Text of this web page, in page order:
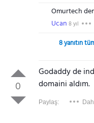
Omurtech
Ucan 8 yıl
8 yanıtın
0
Godaddy de
domaini aldım.
Paylaş: